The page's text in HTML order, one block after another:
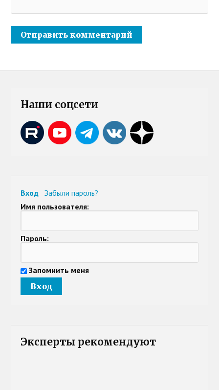
Наши соцсети
Вход
Забыли пароль?
Имя пользователя:
Пароль:
Запомнить меня
Эксперты рекомендуют